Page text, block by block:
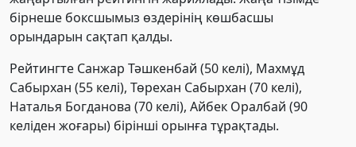
бірнеше боксшымыз өздерінің көшбасшы
орындарын сақтап қалды.
Рейтингте Санжар Тәшкенбай (50 келі), Махмұд
Сабырхан (55 келі), Төрехан Сабырхан (70 келі),
Наталья Богданова (70 келі), Айбек Оралбай (90
келіден жоғары) бірінші орынға тұрақтады.